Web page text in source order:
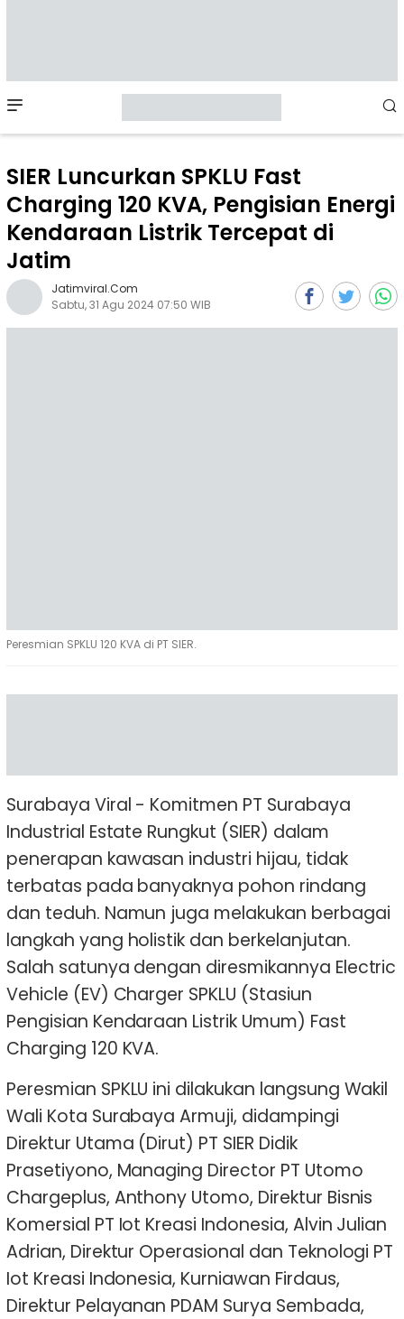
Menu
SIER Luncurkan SPKLU Fast
Charging 120 KVA, Pengisian Energi
Kendaraan Listrik Tercepat di
Jatim
Jatimviral.com
Sabtu, 31 Agu 2024 07:50 WIB
Peresmian SPKLU 120 KVA di PT SIER.
Surabaya Viral - Komitmen PT Surabaya
Industrial Estate Rungkut (SIER) dalam
penerapan kawasan industri hijau, tidak
terbatas pada banyaknya pohon rindang
dan teduh. Namun juga melakukan berbagai
langkah yang holistik dan berkelanjutan.
Salah satunya dengan diresmikannya Electric
Vehicle (EV) Charger SPKLU (Stasiun
Pengisian Kendaraan Listrik Umum) Fast
Charging 120 KVA.
Peresmian SPKLU ini dilakukan langsung Wakil
Wali Kota Surabaya Armuji, didampingi
Direktur Utama (Dirut) PT SIER Didik
Prasetiyono, Managing Director PT Utomo
Chargeplus, Anthony Utomo, Direktur Bisnis
Komersial PT Iot Kreasi Indonesia, Alvin Julian
Adrian, Direktur Operasional dan Teknologi PT
Iot Kreasi Indonesia, Kurniawan Firdaus,
Direktur Pelayanan PDAM Surya Sembada,